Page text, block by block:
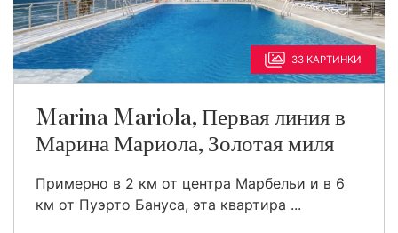
33 КАРТИНКИ
Marina Mariola, Первая линия в
Марина Мариола, Золотая миля
Примерно в 2 км от центра Марбельи и в 6
км от Пуэрто Бануса, эта квартира ...